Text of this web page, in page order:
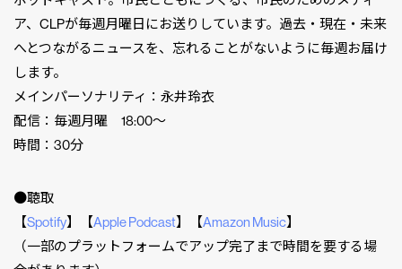
ア、CLPが毎週月曜日にお送りしています。過去・現在・未来
へとつながるニュースを、忘れることがないように毎週お届け
します。
メインパーソナリティ：永井玲衣
配信：毎週月曜 18:00〜
時間：30分
●聴取
【Spotify】【Apple Podcast】【Amazon Music】
（一部のプラットフォームでアップ完了まで時間を要する場